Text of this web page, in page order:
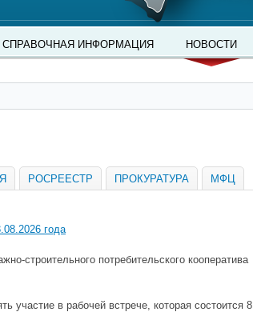
СПРАВОЧНАЯ ИНФОРМАЦИЯ НОВОСТИ
РОСРЕЕСТР ПРОКУРАТУРА МФЦ
года
строительного потребительского кооператива
участие в рабочей встрече, которая состоится 8